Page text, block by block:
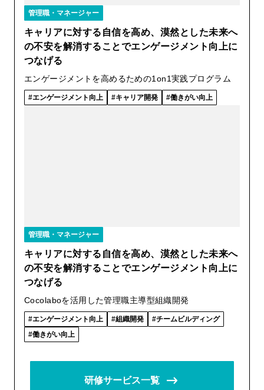
管理職・マネージャー
キャリアに対する自信を高め、漠然とした未来へ
の不安を解消することでエンゲージメント向上に
つなげる
エンゲージメントを高めるための1on1実践プログラム
エンゲージメント向上 キャリア開発 働きがい向上
管理職・マネージャー
キャリアに対する自信を高め、漠然とした未来へ
の不安を解消することでエンゲージメント向上に
つなげる
Cocolaboを活用した管理職主導型組織開発
エンゲージメント向上 組織開発
チームビルディング
働きがい向上
研修サービス一覧